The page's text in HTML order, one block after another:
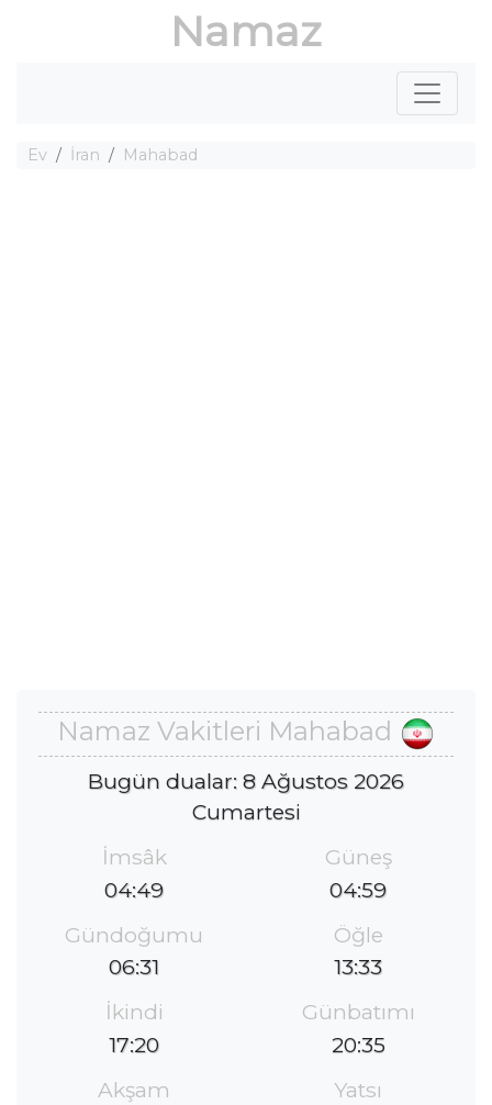
Namaz
Ev İran Mahabad
Namaz Vakitleri Mahabad
Bugün dualar: 8 Ağustos 2026
Cumartesi
İmsâk
04:49
Güneş
04:59
Gündoğumu
06:31
Öğle
13:33
İkindi
17:20
Günbatımı
20:35
Akşam
Yatsı